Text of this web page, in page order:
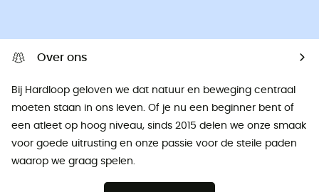
Over ons
Bij Hardloop geloven we dat natuur en beweging centraal
moeten staan ​​in ons leven. Of je nu een beginner bent of
een atleet op hoog niveau, sinds 2015 delen we onze smaak
voor goede uitrusting en onze passie voor de steile paden
waarop we graag spelen.